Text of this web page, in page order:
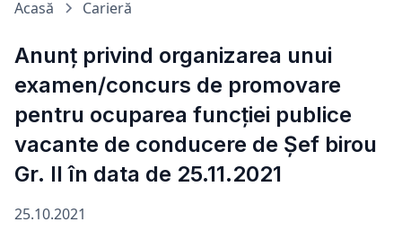
Acasă Carieră
Anunț privind organizarea unui
examen/concurs de promovare
pentru ocuparea funcției publice
vacante de conducere de Șef birou
Gr. II în data de 25.11.2021
25.10.2021